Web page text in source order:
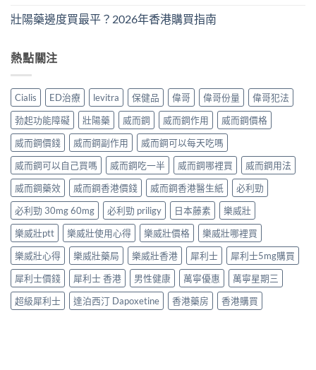
壯陽藥邊度買最平？2026年香港購買指南
熱點關注
Cialis ED治療 levitra 保健品 偉哥 偉哥份量
偉哥犯法
勃起功能障礙
壯陽藥 威而鋼 威而鋼作用
威而鋼價格
威而鋼價錢
威而鋼副作用
威而鋼可以每天吃嗎
威而鋼可以自己買嗎
威而鋼吃一半 威而鋼哪裡買
威而鋼用法
威而鋼藥效
威而鋼香港價錢 威而鋼香港醫生紙
必利勁
必利勁 30mg 60mg
必利勁 priligy 日本藤素
樂威壯
樂威壯ptt
樂威壯使用心得 樂威壯價格
樂威壯哪裡買
樂威壯心得
樂威壯藥局 樂威壯香港 犀利士
犀利士5mg購買
犀利士價錢
犀利士 香港 男性健康 萬寧優惠
萬寧星期三
超級犀利士
達泊西汀 Dapoxetine 香港藥房 香港購買